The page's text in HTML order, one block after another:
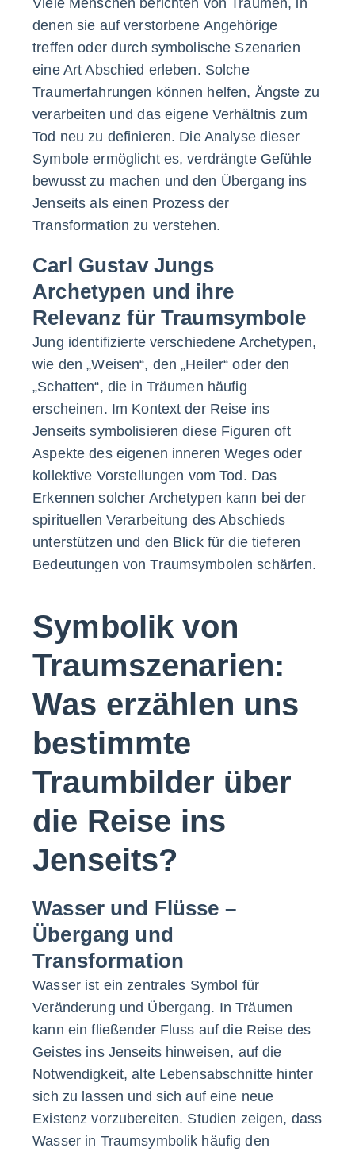
denen sie auf verstorbene Angehörige
treffen oder durch symbolische Szenarien
eine Art Abschied erleben. Solche
Traumerfahrungen können helfen, Ängste zu
verarbeiten und das eigene Verhältnis zum
Tod neu zu definieren. Die Analyse dieser
Symbole ermöglicht es, verdrängte Gefühle
bewusst zu machen und den Übergang ins
Jenseits als einen Prozess der
Transformation zu verstehen.
Carl Gustav Jungs
Archetypen und ihre
Relevanz für Traumsymbole
Jung identifizierte verschiedene Archetypen,
wie den „Weisen“, den „Heiler“ oder den
„Schatten“, die in Träumen häufig
erscheinen. Im Kontext der Reise ins
Jenseits symbolisieren diese Figuren oft
Aspekte des eigenen inneren Weges oder
kollektive Vorstellungen vom Tod. Das
Erkennen solcher Archetypen kann bei der
spirituellen Verarbeitung des Abschieds
unterstützen und den Blick für die tieferen
Bedeutungen von Traumsymbolen schärfen.
Symbolik von
Traumszenarien:
Was erzählen uns
bestimmte
Traumbilder über
die Reise ins
Jenseits?
Wasser und Flüsse –
Übergang und
Transformation
Wasser ist ein zentrales Symbol für
Veränderung und Übergang. In Träumen
kann ein fließender Fluss auf die Reise des
Geistes ins Jenseits hinweisen, auf die
Notwendigkeit, alte Lebensabschnitte hinter
sich zu lassen und sich auf eine neue
Existenz vorzubereiten. Studien zeigen, dass
Wasser in Traumsymbolik häufig den